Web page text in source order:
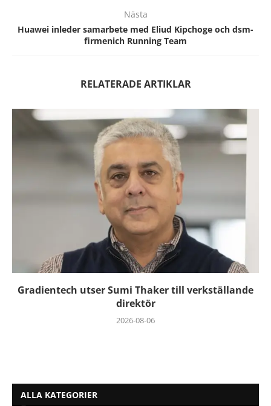
Nästa
Huawei inleder samarbete med Eliud Kipchoge och dsm-
firmenich Running Team
RELATERADE ARTIKLAR
Gradientech utser Sumi Thaker till verkställande
direktör
2026-08-06
ALLA KATEGORIER